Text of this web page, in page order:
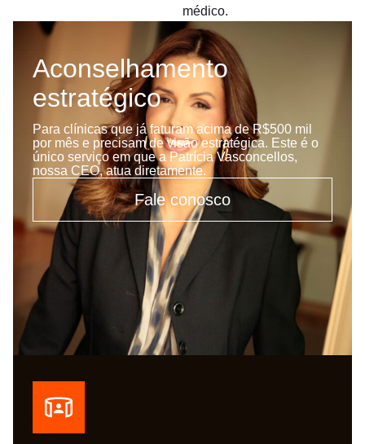
médico.
Aconselhamento
estratégico
Para clínicas que já faturam acima de R$500 mil
por mês e precisam de visão estratégica. Este é o
único serviço em que a Patrícia Vasconcellos,
nossa CEO, atua diretamente.
Fale conosco